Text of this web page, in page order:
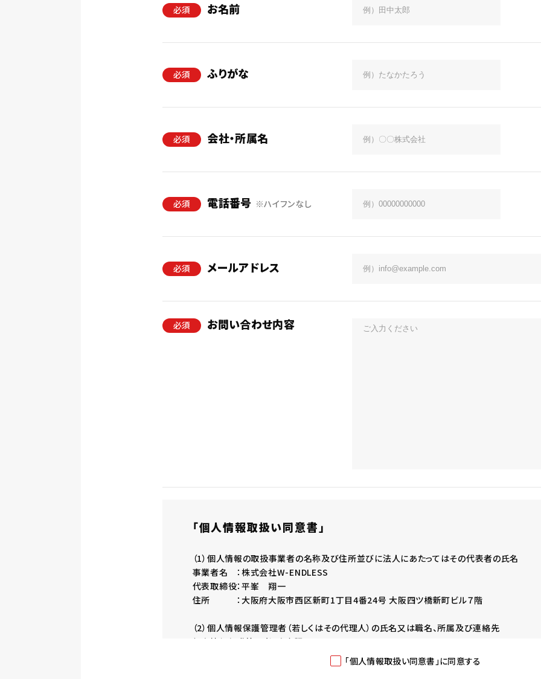
必須 お名前
必須 ふりがな
必須 会社・所属名
必須 電話番号 ※ハイフンなし
必須 メールアドレス
必須 お問い合わせ内容
「個人情報取扱い同意書」
（1）個人情報の取扱事業者の名称及び住所並びに法人にあたってはその代表者の氏名
事業者名 ：株式会社W-ENDLESS
代表取締役：平峯 翔一
住所 ：大阪府大阪市西区新町1丁目4番24号 大阪四ツ橋新町ビル７階
（2）個人情報保護管理者（若しくはその代理人）の氏名又は職名、所属及び連絡先
個人情報保護管理者：人事課長
電子メール：privacy@w-endless.co.jp「個人情報取扱い同意書」に同意する